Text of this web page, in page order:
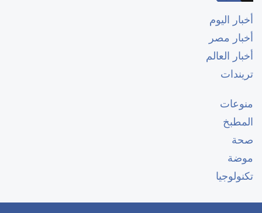
أخبار اليوم
أخبار مصر
أخبار العالم
تريندات
منوعات
المطبخ
صحة
موضة
تكنولوجيا